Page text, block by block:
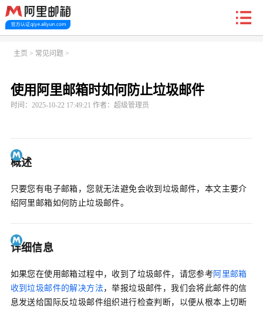
首页 阿里企业邮箱 信创邮 收费标准
主页 > 常见问题 >
使用阿里邮箱时如何防止垃圾邮件
时间：2025-10-22 17:49:21 作者：超级管理员
概述
只要您有电子邮箱，您就无法避免会收到垃圾邮件，本文主要介
绍阿里邮箱如何防止垃圾邮件。
详细信息
如果您在使用邮箱过程中，收到了垃圾邮件，请您参考阿里邮箱
收到垃圾邮件的解决方法，举报垃圾邮件，我们会将此邮件的信
息发送给国际反垃圾邮件组织进行检查判断，以便从根本上切断